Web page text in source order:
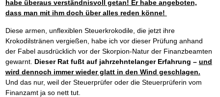
habe überaus verständnisvoll getan! Er habe angeboten,
dass man mit ihm doch über alles reden könne!
Diese armen, unflexiblen Steuerkrokodile, die jetzt ihre
Krokodilstränen vergießen, habe ich vor dieser Prüfung anhand
der Fabel ausdrücklich vor der Skorpion-Natur der Finanzbeamten
gewarnt. Dieser Rat fußt auf jahrzehntelanger Erfahrung – und
wird dennoch immer wieder glatt in den Wind geschlagen.
Und das nur, weil der Steuerprüfer oder die Steuerprüferin vom
Finanzamt ja so nett tut.